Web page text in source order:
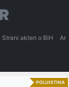
Strani akteri o BiH
POLUISTINA